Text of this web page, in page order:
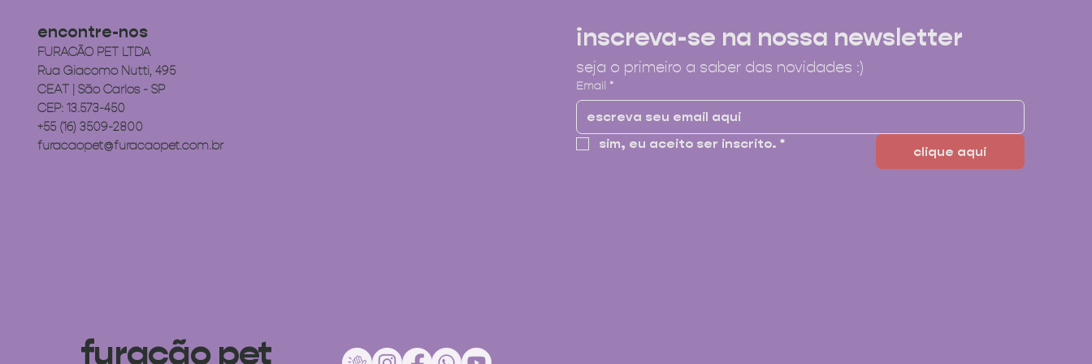
encontre-nos
FURACÃO PET LTDA
Rua Giacomo Nutti, 495
CEAT | São Carlos - SP
CEP: 13.573-450
+55 (16) 3509-2800
furacaopet@furacaopet.com.br
furacão pet
inscreva-se na nossa newsletter
seja o primeiro a saber das novidades :)
Email *
sim, eu aceito ser inscrito. * clique aqui